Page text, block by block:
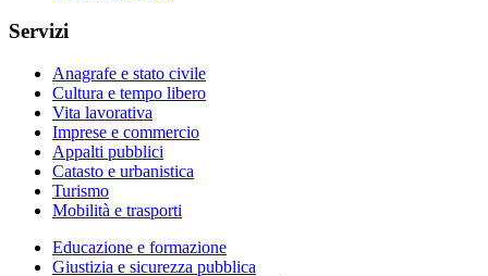
Servizi
Anagrafe e stato civile
Cultura e tempo libero
Vita lavorativa
Imprese e commercio
Appalti pubblici
Catasto e urbanistica
Turismo
Mobilità e trasporti
Educazione e formazione
Giustizia e sicurezza pubblica